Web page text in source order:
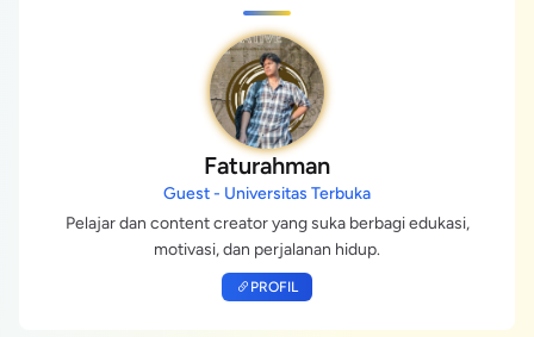
Faturahman
Guest - Universitas Terbuka
Pelajar dan content creator yang suka berbagi edukasi,
motivasi, dan perjalanan hidup.
PROFIL